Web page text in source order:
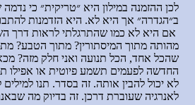
לכן ההזמנה במילון היא ״טריקית״ כי
ב״הגדרה״ אך היא לא. היא הזדמנות
אם היא לא כמו שהתרגלתי לראות דרך
מהותה מתוך המיסתורין? מתוך הטבע?
שהכל אחד, הכל תנועה ואני חלק מזה?
החדשה לפעמים תשמע פיוטית או אפילו
לא יכול להבין אותה. זה בסדר. תנו למילים
לאנרגיה שעוברת דרכן. זה בדיוק מה